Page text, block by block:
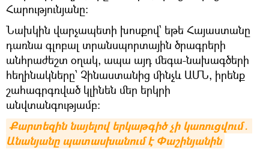
Հարությունյանը։
Նախկին վարչապետի խոսքով՝ եթե Հայաստանը
դառնա գլոբալ տրանսպորտային ծրագրերի
անհրաժեշտ օղակ, ապա այդ մեգա-նախագծերի
հեղինակները՝ Չինաստանից մինչև ԱՄՆ, իրենք
շահագրգռված կլինեն մեր երկրի
անվտանգությամբ։
Քարտեզին նայելով երկաթգիծ չի կառուցվում․
Անանյանը պատասխանում է Փաշինյանին